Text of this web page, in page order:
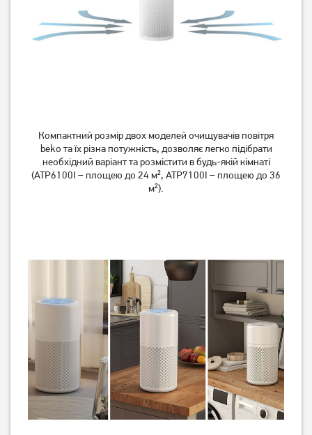
Очищувач повітря
Electrolux EPO50571SW
11 769 грн
Очищувач повітря
Electrolux EPO50351SW
7 689грн
Компактний розмір двох моделей очищувачів повітря
beko та їх різна потужність, дозволяє легко підібрати
необхідний варіант та розмістити в будь-якій кімнаті
(ATP6100I – площею до 24 м², ATP7100I – площею до 36
м²).